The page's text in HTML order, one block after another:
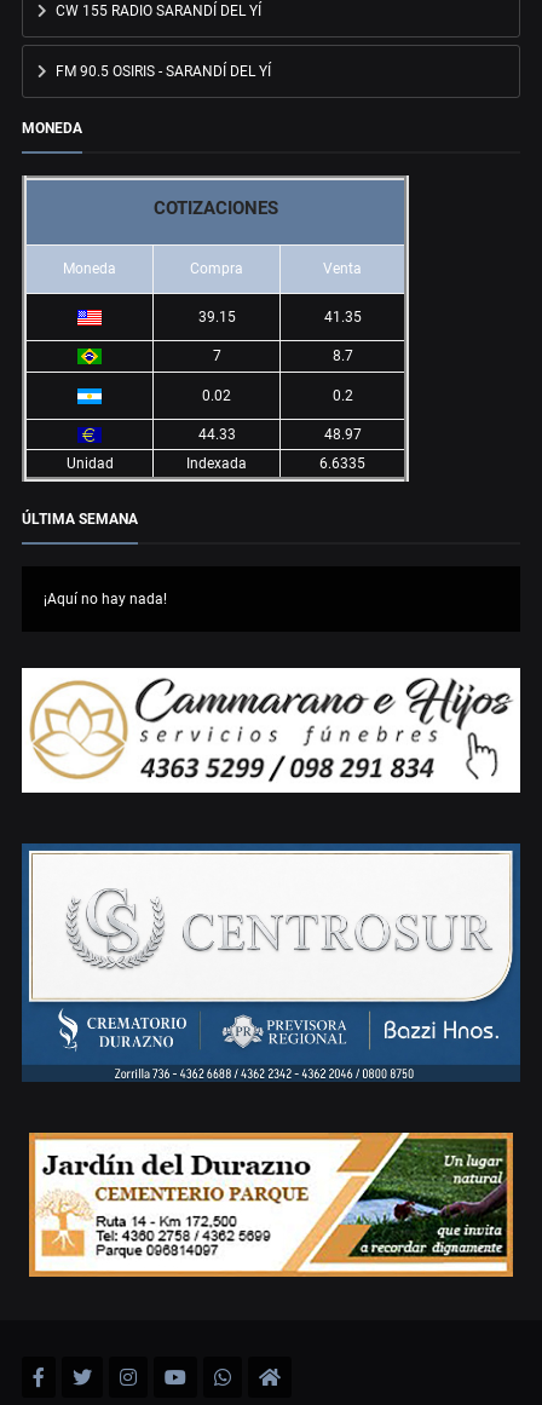
CW 155 RADIO SARANDÍ DEL YÍ
FM 90.5 OSIRIS - SARANDÍ DEL YÍ
MONEDA
COTIZACIONES
Moneda Compra Venta
39.15 41.35
7 8.7
0.02 0.2
44.33
48.97
Unidad
Indexada 6.6335
ÚLTIMA SEMANA
¡Aquí no hay nada!